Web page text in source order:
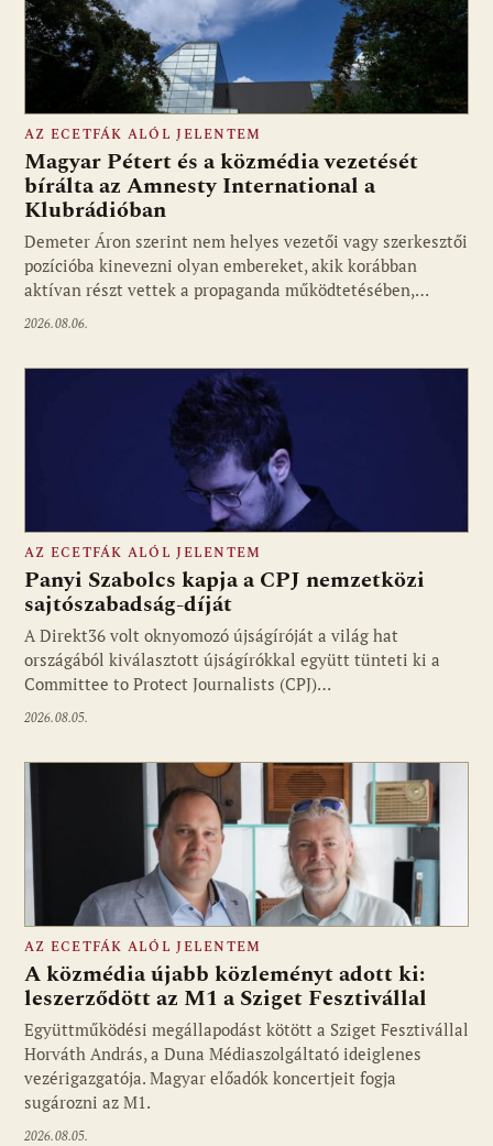
Fotó: media1.hu
AZ ECETFÁK ALÓL JELENTEM
Magyar Pétert és a közmédia vezetését
bírálta az Amnesty International a
Klubrádióban
Demeter Áron szerint nem helyes vezetői vagy szerkesztői
pozícióba kinevezni olyan embereket, akik korábban
aktívan részt vettek a propaganda működtetésében,…
2026.08.06.
Fotó: media1.hu
AZ ECETFÁK ALÓL JELENTEM
Panyi Szabolcs kapja a CPJ nemzetközi
sajtószabadság-díját
A Direkt36 volt oknyomozó újságíróját a világ hat
országából kiválasztott újságírókkal együtt tünteti ki a
Committee to Protect Journalists (CPJ)…
2026.08.05.
Fotó: media1.hu
AZ ECETFÁK ALÓL JELENTEM
A közmédia újabb közleményt adott ki:
leszerződött az M1 a Sziget Fesztivállal
Együttműködési megállapodást kötött a Sziget Fesztivállal
Horváth András, a Duna Médiaszolgáltató ideiglenes
vezérigazgatója. Magyar előadók koncertjeit fogja
sugározni az M1.
2026.08.05.